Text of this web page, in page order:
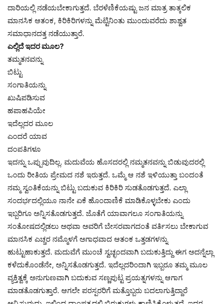
ದಾರಿಯಲ್ಲಿ ನಡೆಯಬೇಕಾಗುತ್ತದೆ. ಬೆರಳೆಣಿಕೆಯಷ್ಟು ಜನ ಮಾತ್ರ ತಾತ್ಕಲಿಕ
ಮಾನಸಿಕ ಆತಂಕ, ಕಿರಿಕಿರಿಗಳನ್ನು ಮೆಟ್ಟಿನಿಂತು ಮುಂದುವರೆದು ಶಾಶ್ವತ
ಸಮಾಧಾನದತ್ತ ನಡೆಯುತ್ತಾರೆ.
ಎಲ್ಲಿದೆ ಇದರ ಮೂಲ?
ತಮ್ಮತನವನ್ನು
ಬಿಟ್ಟು
ಸಂಗಾತಿಯನ್ನು
ಖುಷಿಪಡಿಸುವ
ಹಪಾಹಪಿಯೇ
ಇದೆಲ್ಲದರ ಮೂಲ
ಎಂದರೆ ಯಾವ
ದಂಪತಿಗಳೂ
ಇದನ್ನು ಒಪ್ಪುವುದಿಲ್ಲ. ಮದುವೆಯ ಹೊಸದರಲ್ಲಿ ನಮ್ಮತನವನ್ನು ಬಿಡುವುದರಲ್ಲಿ
ಒಂದು ರೀತಿಯ ಪ್ರೇಮದ ನಶೆ ಇರುತ್ತದೆ. ಒಮ್ಮೆ ಆ ನಶೆ ಇಳಿಯುತ್ತಾ ಬಂದಂತೆ
ನಮ್ಮ ಸ್ವಂತಿಕೆಯನ್ನು ಬಿಟ್ಟು ಬದುಕುವ ಕಿರಿಕಿರಿ ಸುಡತೊಡಗುತ್ತದೆ. ಎಲ್ಲಾ
ಸಂದರ್ಭದಲ್ಲಿಯೂ ನಾನೇ ಏಕೆ ಹೊಂದಾಣಿಕೆ ಮಾಡಿಕೊಳ್ಳಬೇಕು ಎಂದು
ಇಬ್ಬರಿಗೂ ಅನ್ನಿಸತೊಡಗುತ್ತದೆ. ಜೊತೆಗೆ ಯಾವಾಗಲೂ ಸಂಗಾತಿಯನ್ನು
ಸಂತೋಷದಲ್ಲಿಡಲು ಅಥವಾ ಅವರಿಗೆ ಬೇಸರವಾಗದಂತೆ ವರ್ತಿಸಲು ಬೇಕಾಗುವ
ಮಾನಸಿಕ ಎಚ್ಚರ ನಮ್ಮೊಳಗೆ ಅಗಾಧವಾದ ಆತಂಕ ಒತ್ತಡಗಳನ್ನು
ಹುಟ್ಟುಹಾಕುತ್ತದೆ. ಮದುವೆಗೆ ಮುಂಚೆ ಸ್ವಚ್ಛಂದವಾಗಿ ಬದುಕುತ್ತಿದ್ದು ಈಗ ಅದನ್ನೆಲ್ಲಾ
ಕಳೆದುಕೊಂಡೆನೇ, ಅನ್ನಿಸತೊಡಗುತ್ತದೆ. ಇದೆಲ್ಲದರಿಂದಾಗಿ ಇಬ್ಬರೂ ತಮ್ಮ ಮೂಲ
ವ್ಯಕ್ತಿತ್ವಕ್ಕೆ ಅನುಗುಣವಾಗಿ ಬದುಕುವ ಸಣ್ಣಪುಟ್ಟ ಪ್ರಯತ್ನಗಳನ್ನು ಆಗಾಗ
ಮಾಡತೊಡಗುತ್ತಾರೆ. ಆಗಲೇ ಪರಸ್ಪರರಿಗೆ ಮತ್ತೊಬ್ಬರು ಬದಲಾಗುತ್ತಿದ್ದಾರೆ